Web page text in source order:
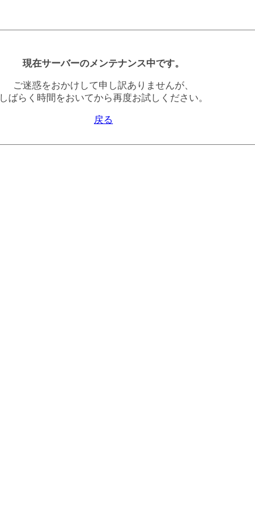
現在サーバーのメンテナンス中です。
ご迷惑をおかけして申し訳ありませんが、
しばらく時間をおいてから再度お試しください。
戻る